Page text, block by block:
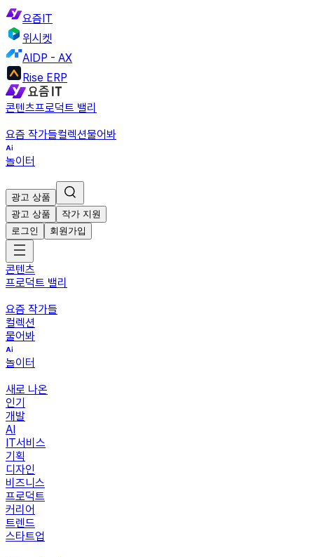
요즘IT
위시켓
AIDP - AX
Rise ERP
콘텐츠프로덕트 밸리
요즘 작가들컬렉션물어봐
놀이터
광고 상품
광고 상품
작가 지원
로그인
회원가입
콘텐츠
프로덕트 밸리
요즘 작가들
컬렉션
물어봐
놀이터
새로 나온
인기
개발
AI
IT서비스
기획
디자인
비즈니스
프로덕트
커리어
트렌드
스타트업